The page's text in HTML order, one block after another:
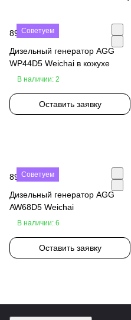
Советуем
890 000 ₽
Дизельный генератор AGG
WP44D5 Weichai в кожухе
В наличии: 2
Оставить заявку
Советуем
890 000 ₽
Дизельный генератор AGG
AW68D5 Weichai
В наличии: 6
Оставить заявку